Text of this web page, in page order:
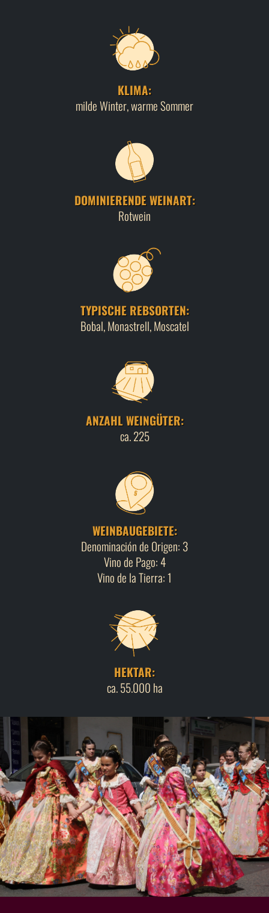
KLIMA:
milde Winter, warme Sommer
DOMINIERENDE WEINART:
Rotwein
TYPISCHE REBSORTEN:
Bobal, Monastrell, Moscatel
ANZAHL WEINGÜTER:
ca. 225
WEINBAUGEBIETE:
Denominación de Origen: 3
Vino de Pago: 4
Vino de la Tierra: 1
HEKTAR:
ca. 55.000 ha